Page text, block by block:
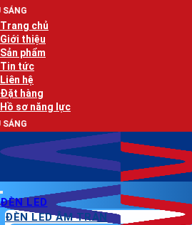
Bỏ
qua
nội
dung
Trang chủ
Giới thiệu
Sản phẩm
Tin tức
Liên hệ
Đặt hàng
Hồ sơ năng lực
ĐÈN LED
ĐÈN LED ÂM TRẦN